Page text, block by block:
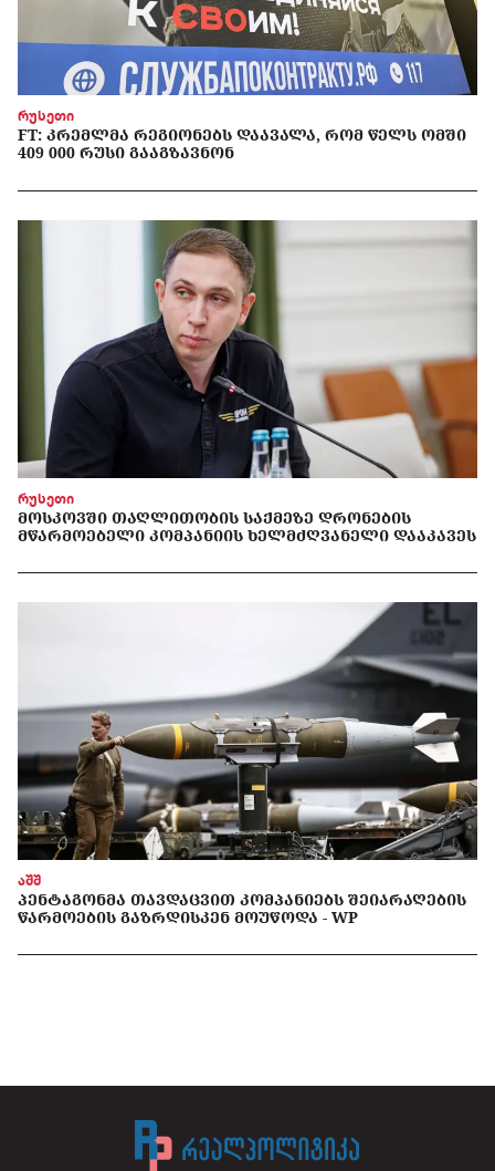
რუსეთი
FT: ᲙᲠᲔᲛᲚᲛᲐ ᲠᲔᲒᲘᲝᲜᲔᲑᲡ ᲓᲐᲐᲕᲐᲚᲐ, ᲠᲝᲛ ᲬᲔᲚᲡ ᲝᲛᲨᲘ
409 000 ᲠᲣᲡᲘ ᲒᲐᲐᲒᲖᲐᲕᲜᲝᲜ
რუსეთი
ᲛᲝᲡᲙᲝᲕᲨᲘ ᲗᲐᲦᲚᲘᲗᲝᲑᲘᲡ ᲡᲐᲥᲛᲔᲖᲔ ᲓᲠᲝᲜᲔᲑᲘᲡ
ᲛᲬᲐᲠᲛᲝᲔᲑᲔᲚᲘ ᲙᲝᲛᲞᲐᲜᲘᲘᲡ ᲮᲔᲚᲛᲫᲦᲕᲐᲜᲔᲚᲘ ᲓᲐᲐᲙᲐᲕᲔᲡ
აშშ
ᲞᲔᲜᲢᲐᲒᲝᲜᲛᲐ ᲗᲐᲕᲓᲐᲪᲕᲘᲗ ᲙᲝᲛᲞᲐᲜᲘᲔᲑᲡ ᲨᲔᲘᲐᲠᲐᲦᲔᲑᲘᲡ
ᲬᲐᲠᲛᲝᲔᲑᲘᲡ ᲒᲐᲖᲠᲓᲘᲡᲙᲔᲜ ᲛᲝᲣᲬᲝᲓᲐ - WP